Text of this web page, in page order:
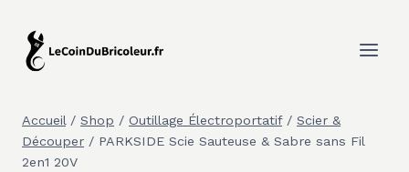
contenu
Accueil / Shop / Outillage Électroportatif / Scier &
Découper / PARKSIDE Scie Sauteuse & Sabre sans Fil
2en1 20V